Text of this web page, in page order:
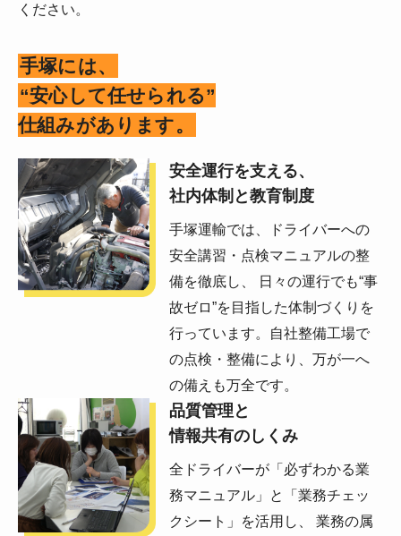
ください。
手塚には、
“安心して任せられる”
仕組みがあります。
安全運行を支える、
社内体制と教育制度
手塚運輸では、ドライバーへの
安全講習・点検マニュアルの整
備を徹底し、 日々の運行でも“事
故ゼロ”を目指した体制づくりを
行っています。自社整備工場で
の点検・整備により、万が一へ
の備えも万全です。
品質管理と
情報共有のしくみ
全ドライバーが「必ずわかる業
務マニュアル」と「業務チェッ
クシート」を活用し、 業務の属